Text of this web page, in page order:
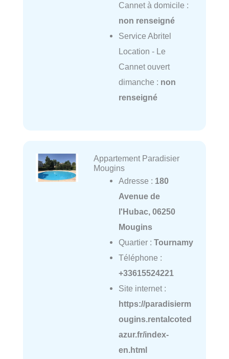
Cannet à domicile :
non renseigné
Service Abritel
Location - Le
Cannet ouvert
dimanche : non
renseigné
Appartement Paradisier
Mougins
Adresse : 180
Avenue de
l'Hubac, 06250
Mougins
Quartier : Tournamy
Téléphone :
+33615524221
Site internet :
https://paradisierm
ougins.rentalcoted
azur.fr/index-
en.html